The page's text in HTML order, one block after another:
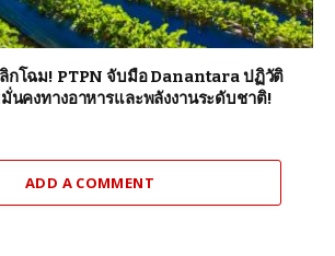
กโฉม! PTPN จับมือ Danantara ปฏิวัติ
นคงทางอาหารและพลังงานระดับชาติ!
ADD A COMMENT